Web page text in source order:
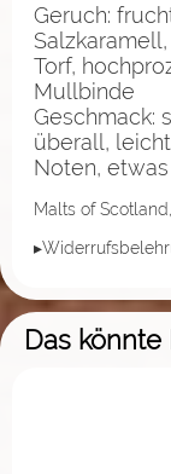
Geruch:
Torf,
Mullbinde
Geschmack:
überall,
Noten,
Malts of
Das